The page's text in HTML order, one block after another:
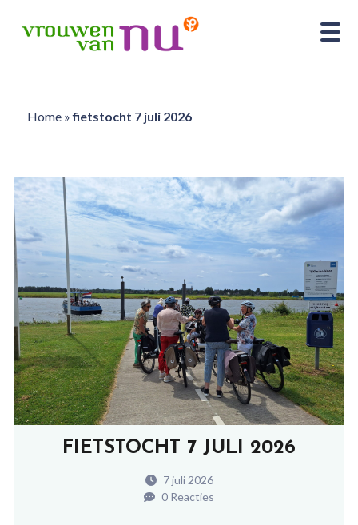
Home»fietstocht 7 juli 2026
FIETSTOCHT 7 JULI 2026
7 juli 2026
0 Reacties